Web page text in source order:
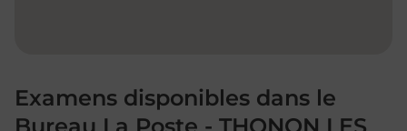
Examens disponibles dans le